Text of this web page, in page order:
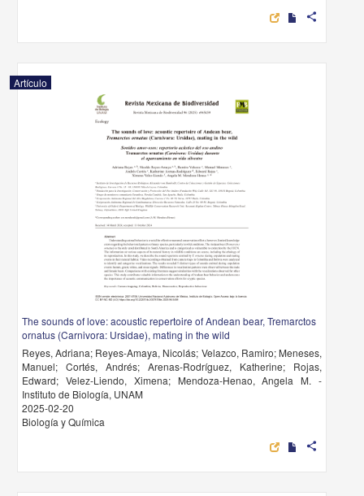
share
Artículo
The sounds of love: acoustic repertoire of Andean bear, Tremarctos
ornatus (Carnivora: Ursidae), mating in the wild
Reyes, Adriana; Reyes-Amaya, Nicolás; Velazco, Ramiro; Meneses,
Manuel; Cortés, Andrés; Arenas-Rodríguez, Katherine; Rojas,
Edward; Velez-Liendo, Ximena; Mendoza-Henao, Angela M. -
Instituto de Biología, UNAM
2025-02-20
Biología y Química
share